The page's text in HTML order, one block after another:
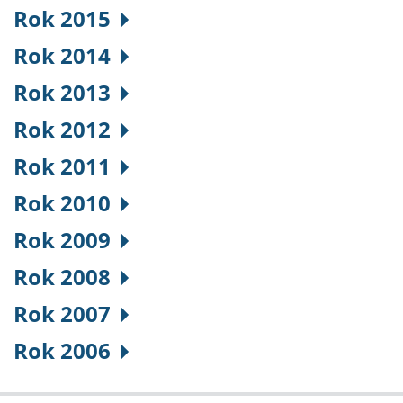
Rok 2015
Rok 2014
Rok 2013
Rok 2012
Rok 2011
Rok 2010
Rok 2009
Rok 2008
Rok 2007
Rok 2006